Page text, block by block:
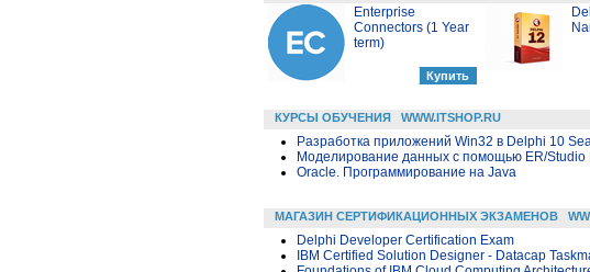
Enterprise
Connectors (1 Year
term)
КУРСЫ ОБУЧЕНИЯ WWW.ITSHOP.RU
Разработка приложений Win32 в Delphi 10
Моделирование данных с помощью ER/Studio
Oracle. Программирование на Java
МАГАЗИН СЕРТИФИКАЦИОННЫХ ЭКЗАМЕНОВ
Delphi Developer Certification Exam
IBM Certified Solution Designer - Datacap